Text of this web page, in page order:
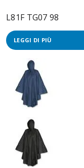
L81F TG07 98
LEGGI DI PIÙ